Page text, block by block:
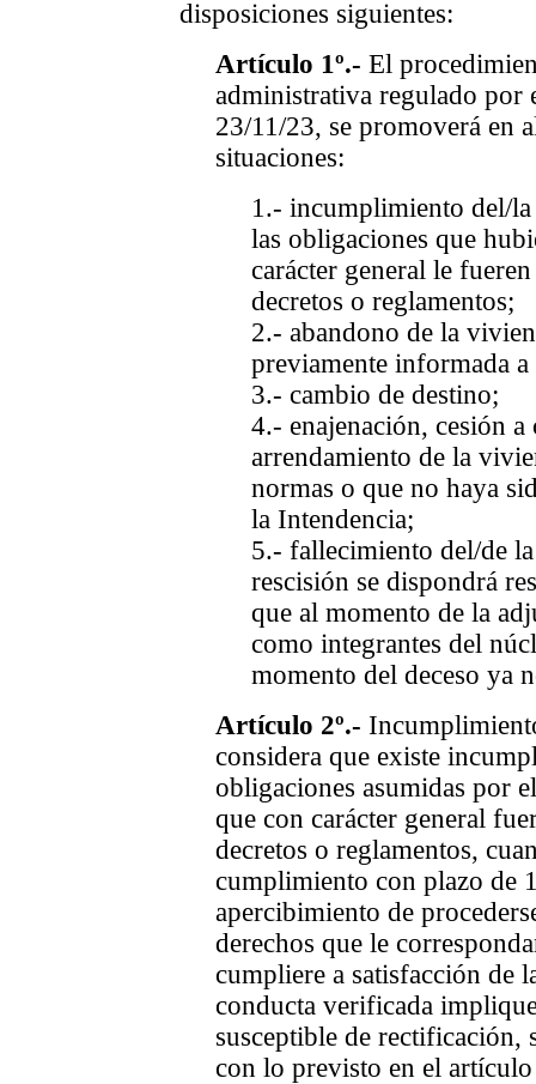
disposiciones siguientes:
Artículo 1º.- El
administrativa regulado por
23/11/23, se promoverá en
situaciones:
1.- incumplimiento del/
las obligaciones que
carácter general le
decretos o reglamentos;
2.- abandono de la
previamente informada
3.- cambio de destino;
4.- enajenación, cesión
arrendamiento de la
normas o que no haya
la Intendencia;
5.- fallecimiento del/de
rescisión se dispondrá
que al momento de la
como integrantes del
momento del deceso ya
Artículo 2º.-
considera que existe
obligaciones asumidas por
que con carácter general
decretos o reglamentos,
cumplimiento con plazo de
apercibimiento de
derechos que le
cumpliere a satisfacción de
conducta verificada
susceptible de rectificación,
con lo previsto en el artículo